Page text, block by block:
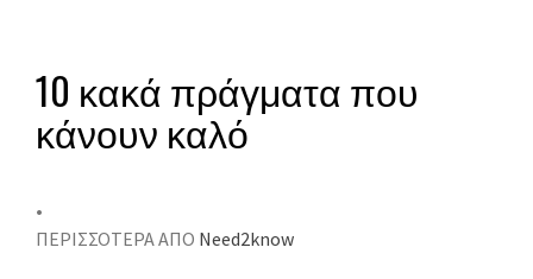
10 κακά πράγματα που
κάνουν καλό
•
ΠΕΡΙΣΣΟΤΕΡΑ ΑΠΟ Need2know